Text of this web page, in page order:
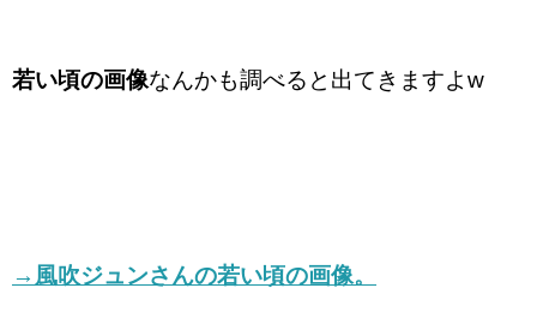
若い頃の画像なんかも調べると出てきますよw
→風吹ジュンさんの若い頃の画像。